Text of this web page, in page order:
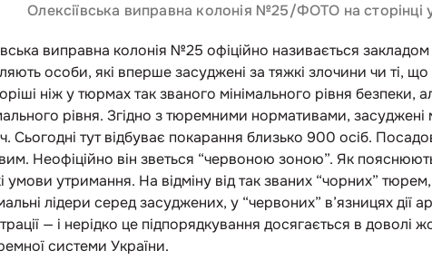
Олексіївська виправна колонія №25/ФОТО на сторінці
виправна колонія №25 офіційно називається
особи, які вперше засуджені за тяжкі злочини чи ті,
ніж у тюрмах так званого мінімального рівня безпеки,
рівня. Згідно з тюремними нормативами, засуджені
Сьогодні тут відбуває покарання близько 900 осіб.
Неофіційно він зветься “червоною зоною”. Як
умови утримання. На відміну від так званих “чорних”
лідери серед засуджених, у “червоних” в’язницях дії
— і нерідко це підпорядкування досягається в
системи України.